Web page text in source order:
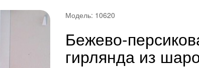
Модель: 10620
Бежево-
гирлянда из